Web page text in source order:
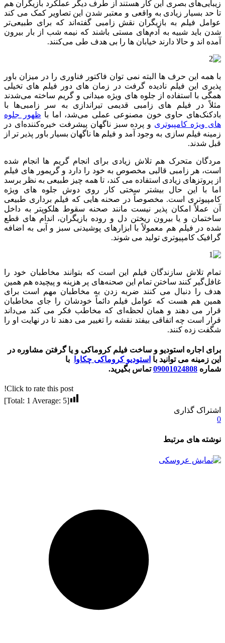
زیبایی‌های بصری این کار هستند از طرف دیگر عملکرد بازیگران هم
تا حد بسیار زیادی به واقعی و معتبر شدن این تصاویر کمک می کند
عوامل فیلم به بازیگران نقش زامبی گفته‌اند که برای طبیعی‌تر
شدن باید شبیه به آدم‌های مستی باشند که نیمه شب از بار بیرون
آمده اند و حالا دارند خیابان ها را بی هدف طی می‌کنند.
با همه این حرف ها البته نمی توان فاکتور فناوری را در میزان باور
پذیری این فیلم نادیده گرفت در زمان های دور فیلم های تخیلی
همگی با استفاده از جلوه های ویژه میدانی و گریم ساخته می‌شدند
مثلاً در فیلم های زامبی قدیمی تیراندازی به سر زامبی‌ها با
بادکنک‌های حاوی خون مصنوعی عملی می‌شد، اما با ظهور جلوه
های ویژه کامپیوتری و پرده سبز ناگهان پیشرفت خیره‌کننده‌ای در
زمینه فیلم سازی به وجود آمد و فیلم ها ناگهان بسیار باور پذیر تر از
قبل شدند.
مردگان متحرک هم تلاش زیادی برای انجام گریم ها انجام شده
است، هر زامبی قالبی مخصوص به خود را دارد و گریمور های فیلم
از پروتزهای زیادی استفاده می کند، تا همه چیز طبیعی به نظر برسد
اما با این حال بیشتر سختی کار روی دوش جلوه های ویژه
کامپیوتری است. مخصوصاً در صحنه هایی که فیلم برداری طبیعی
آن عملاً امکان پذیر نیست مانند صحنه سقوط هلکوپتر به داخل
ساختمان و یا بیرون ریختن دل و روده بازیگران، اندام های قطع
شده در فیلم هم معمولاً با ابزارهای پوشیدنی سبز و آبی به اضافه
گرافیک کامپیوتری تولید می شوند.
تمام تلاش سازندگان فیلم این است که بتوانند مخاطبان خود را
غافل‌گیر کنند ساختن تمام این صحنه‌های پر هزینه و پیچیده هم همین
هدف را دنبال می کنند ضربه زدن به مخاطبان مهم است برای
همین هم هست که عوامل فیلم دائماً خودشان را جای مخاطبان
قرار می دهند و همان لحظه‌ای که مخاطب فکر می کند می‌داند
قرار است چه اتفاقی بیفتد نقشه را تغییر می دهند تا در نهایت او را
شگفت زده کنند.
برای اجاره استودیو و ساخت فیلم کروماکی و یا گرفتن مشاوره در
این زمینه می توانید با استودیو کروماکی چکاوا
با
شماره 09001024808تماس بگیرید.
Click to rate this post!
[Total:
1 Average: 5
]
اشتراک گذاری
0
نوشته های مرتبط